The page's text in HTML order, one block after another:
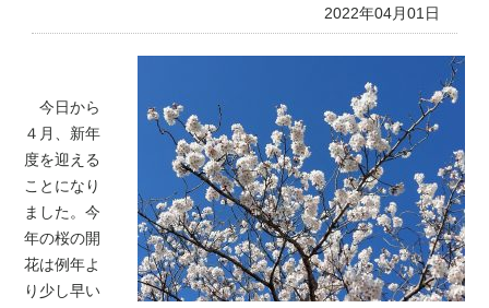
2022年04月01日
今日から
４月、新年
度を迎える
ことになり
ました。今
年の桜の開
花は例年よ
り少し早い